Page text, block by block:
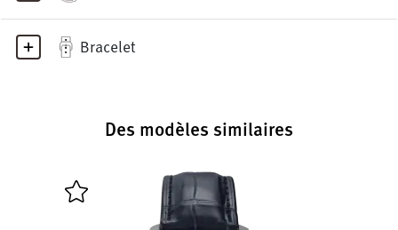
Bracelet
Des modèles similaires